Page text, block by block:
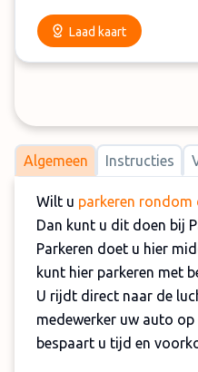
Laad kaart
Algemeen Instructies
Wilt u parkeren rondom
Dan kunt u dit doen bij
Parkeren doet u hier
kunt hier parkeren met
U rijdt direct naar de
medewerker uw auto
bespaart u tijd en